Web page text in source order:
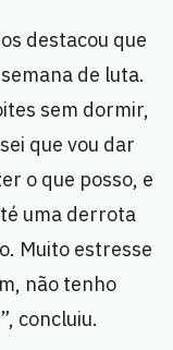
destacou que
de luta.
sem dormir,
que vou dar
o que posso, e
uma derrota
Muito estresse
não tenho
concluiu.